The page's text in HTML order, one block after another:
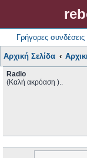
Γρήγορες συνδέσεις
Αρχική Σελίδα
Radio
(Καλή ακρόαση )..